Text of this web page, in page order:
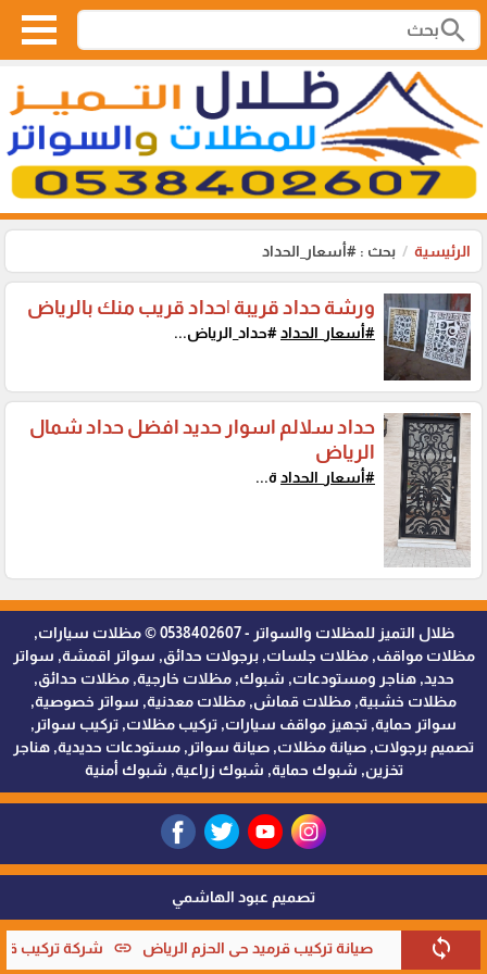
search
الرئيسية بحث : #أسعار_الحداد
sync صيانة تركيب قرميد حي الحزم الرياض link شركة تركيب
ورشة حداد قريبة |حداد قريب منك بالرياض
#أسعار_الحداد#حداد_الرياض...
حداد سلالم اسوار حديد افضل حداد شمال
الرياض
#أسعار_الحداد ة...
ظلال التميز للمظلات والسواتر - 0538402607 © مظلات سيارات,
مظلات مواقف, مظلات جلسات, برجولات حدائق, سواتر اقمشة, سواتر
حديد, هناجر ومستودعات, شبوك, مظلات خارجية, مظلات حدائق,
مظلات خشبية, مظلات قماش, مظلات معدنية, سواتر خصوصية,
سواتر حماية, تجهيز مواقف سيارات, تركيب مظلات, تركيب سواتر,
تصميم برجولات, صيانة مظلات, صيانة سواتر, مستودعات حديدية, هناجر
تخزين, شبوك حماية, شبوك زراعية, شبوك أمنية
تصميم عبود الهاشمي